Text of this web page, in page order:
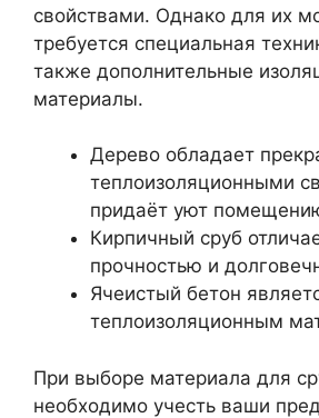
свойствами. Однако для их
требуется специальная
также дополнительные
материалы.
Дерево обладает
теплоизоляционными
придаёт уют
Кирпичный сруб
прочностью и
Ячеистый бетон
теплоизоляционным
При выборе материала для
необходимо учесть ваши